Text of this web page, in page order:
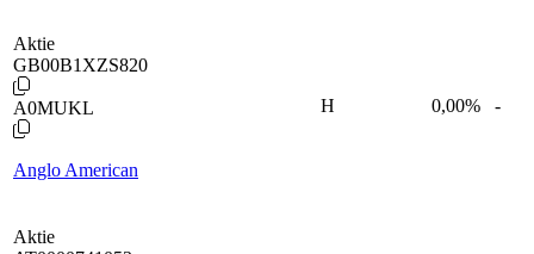
Aktie
GB00B1XZS820
A0MUKL
Anglo American
H 0,00% -
Aktie